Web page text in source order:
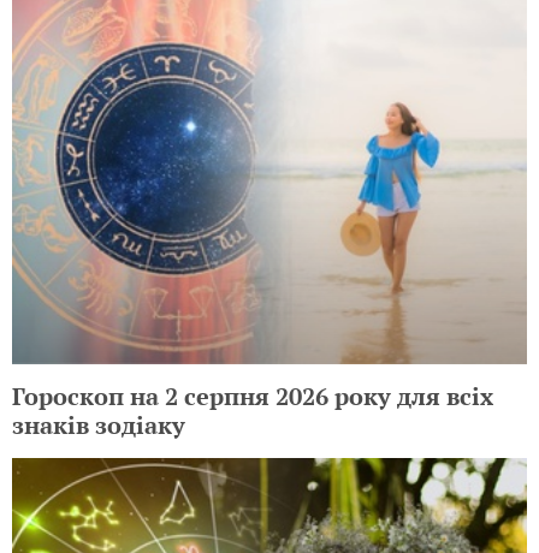
Гороскоп на 2 серпня 2026 року для всіх
знаків зодіаку